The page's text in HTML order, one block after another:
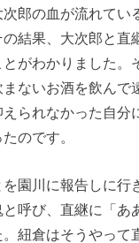
郎の血が流れてい
結果、大次郎と直
がわかりました。
ないお酒を飲んで
えられなかった自分
のです。
園川に報告しに行
呼び、直継に「あ
紐倉はそうやって